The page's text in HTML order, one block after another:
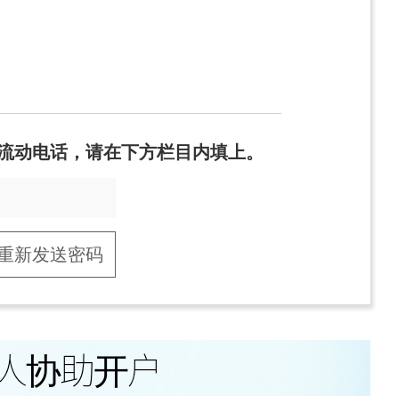
动电话，请在下方栏目内填上。
新发送密码
协助开户